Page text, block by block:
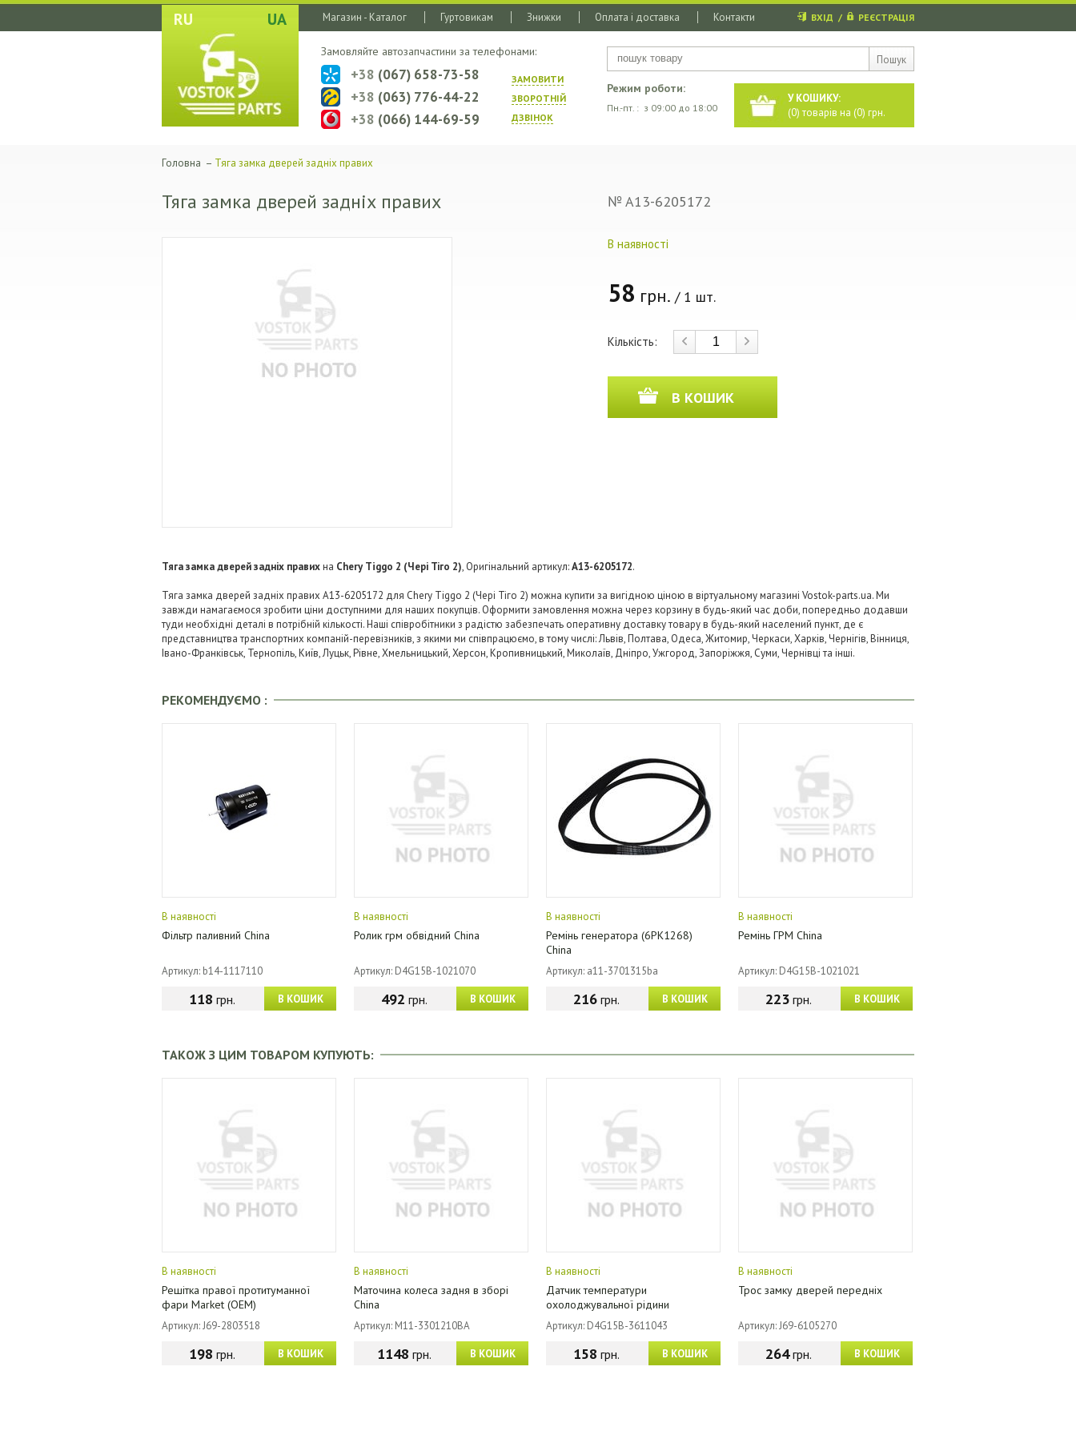
RU UA
Пошук
Магазин - Каталог Гуртовикам Знижки Оплата і доставка Контакти ВХІД / РЕЄСТРАЦІЯ
У КОШИКУ:
(0) товарів на (0) грн.
Режим роботи:
Пн.-пт. : з 09:00 до 18:00
Замовляйте автозапчастини за телефонами:
ЗАМОВИТИ
ЗВОРОТНIЙ
ДЗВIНОК
+38 (067) 658-73-58
+38 (063) 776-44-22
+38 (066) 144-69-59
Головна – Тяга замка дверей задніх правих
Тяга замка дверей задніх правих № A13-6205172
В наявності
58 грн. / 1 шт.
Кількість:
В КОШИК
Тяга замка дверей задніх правихна Chery Tiggo 2 (Чері Тіго 2), Оригінальний артикул:A13-6205172.
Тяга замка дверей задніх правих A13-6205172 для Chery Tiggo 2 (Чері Тіго 2) можна купити за вигідною ціною в віртуальному магазині Vostok-parts.ua. Ми
завжди намагаємося зробити ціни доступними для наших покупців. Оформити замовлення можна через корзину в будь-який час доби, попередньо додавши
туди необхідні деталі в потрібній кількості. Наші співробітники з радістю забезпечать оперативну доставку товару в будь-який населений пункт, де є
представництва транспортних компаній-перевізників, з якими ми співпрацюємо, в тому числі: Львів, Полтава, Одеса, Житомир, Черкаси, Харків, Чернігів, Вінниця,
Івано-Франківськ, Тернопіль, Київ, Луцьк, Рівне, Хмельницький, Херсон, Кропивницький, Миколаїв, Дніпро, Ужгород, Запоріжжя, Суми, Чернівці та інші.
РЕКОМЕНДУЄМО :
В наявності
Фільтр паливний China
Артикул: b14-1117110
В КОШИК
118 грн.
В наявності
Ролик грм обвідний China
Артикул: D4G15B-1021070
В КОШИК
492 грн.
В наявності
Ремінь генератора (6PK1268)
China
Артикул: a11-3701315ba
В КОШИК
216грн.
В наявності
Ремінь ГРМ China
Артикул: D4G15B-1021021
В КОШИК
223грн.
ТАКОЖ З ЦИМ ТОВАРОМ КУПУЮТЬ:
В наявності
Решітка правої протитуманної
фари Market (OEM)
Артикул: J69-2803518
В КОШИК
198 грн.
В наявності
Маточина колеса задня в зборі
China
Артикул: M11-3301210BA
В КОШИК
1148 грн.
В наявності
Датчик температури
охолоджувальної рідини
Артикул: D4G15B-3611043
В КОШИК
158 грн.
В наявності
Трос замку дверей передніх
Артикул: J69-6105270
В КОШИК
264грн.